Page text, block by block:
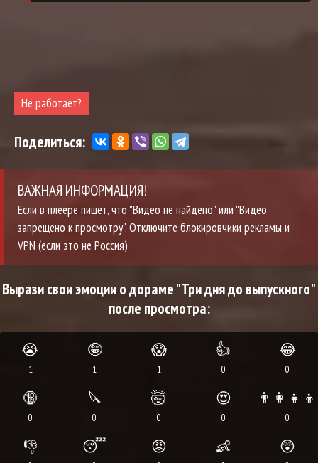
Не работает?
Поделиться:
ВАЖНАЯ ИНФОРМАЦИЯ!
Если в плеере пишет, что "Видео не найдено" или "Видео
запрещено к просмотру". Отключите блокировчики рекламы и
VPN (если это не Россия)
Вырази свои эмоции о дораме "Три дня до выпускного"
после просмотра:
😭
1
🤪
1
😱
1
👍
0
😂
0
🔞
0
🔪
0
🤯
0
😍
0
👨‍👩‍👧‍👦
0
👎 😴 😡 👶 😲